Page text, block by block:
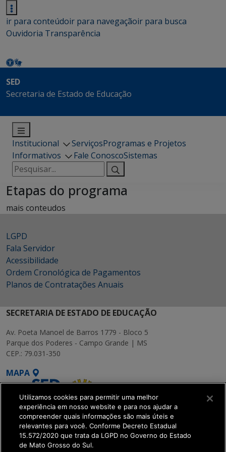
ir para conteúdoir para navegaçãoir para busca
Ouvidoria Transparência
SED
Secretaria de Estado de Educação
Institucional ServiçosProgramas e Projetos
Informativos
Fale ConoscoSistemas
Pesquisar
por:
Etapas do programa
mais conteudos
LGPD
Fala Servidor
Acessibilidade
Ordem Cronológica de Pagamentos
Planos de Contratações Anuais
SECRETARIA DE ESTADO DE EDUCAÇÃO
Av. Poeta Manoel de Barros 1779 - Bloco 5
Parque dos Poderes - Campo Grande | MS
CEP.: 79.031-350
MAPA
SETDIG | Secretaria-
Utilizamos cookies para permitir uma melhor
experiência em nosso website e para nos ajudar a
compreender quais informações são mais úteis e
relevantes para você. Conforme Decreto Estadual
15.572/2020 que trata da LGPD no Governo do Estado
de Mato Grosso do Sul.